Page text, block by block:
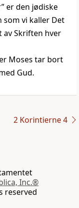
er den jødiske
som vi kaller Det
av Skriften hver
Moses tar bort
Gud.
2 Korintierne 4
Inc.®
reserved